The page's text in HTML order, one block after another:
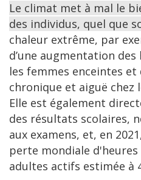
Le climat met à mal le
des individus, quel que
chaleur extrême, par
d’une augmentation
les femmes enceintes
chronique et aiguë chez
Elle est également
des résultats scolaires,
aux examens, et, en
perte mondiale
adultes actifs estimée à